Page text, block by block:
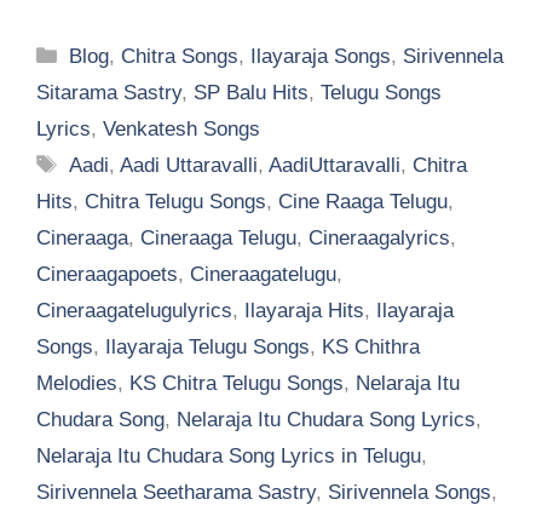
Categories
Blog, Chitra Songs, Ilayaraja Songs, Sirivennela
Sitarama Sastry, SP Balu Hits, Telugu Songs
Lyrics, Venkatesh Songs
Tags
Aadi,Aadi Uttaravalli,AadiUttaravalli, Chitra
Hits, Chitra Telugu Songs, Cine Raaga Telugu,
Cineraaga, Cineraaga Telugu, Cineraagalyrics,
Cineraagapoets, Cineraagatelugu,
Cineraagatelugulyrics, Ilayaraja Hits, Ilayaraja
Songs, Ilayaraja Telugu Songs, KS Chithra
Melodies, KS Chitra Telugu Songs, Nelaraja Itu
Chudara Song, Nelaraja Itu Chudara Song Lyrics,
Nelaraja Itu Chudara Song Lyrics in Telugu,
Sirivennela Seetharama Sastry, Sirivennela Songs,